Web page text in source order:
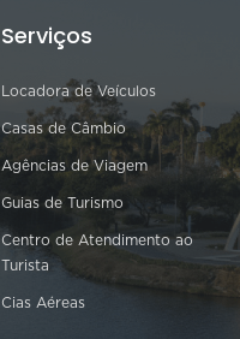
Serviços
Locadora de Veículos
Casas de Câmbio
Agências de Viagem
Guias de Turismo
Centro de Atendimento ao
Turista
Cias Aéreas